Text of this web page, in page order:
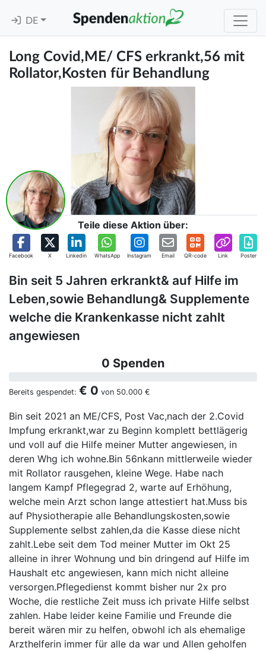
DE
Long Covid,ME/ CFS erkrankt,56 mit
Rollator,Kosten für Behandlung
Teile diese Aktion über:
Facebook X Linkedin WhatsApp Instagram Email QR-code Link Poster
Bin seit 5 Jahren erkrankt& auf Hilfe im
Leben,sowie Behandlung& Supplemente
welche die Krankenkasse nicht zahlt
angewiesen
0 Spenden
Bereits gespendet: € 0 von 50.000 €
Bin seit 2021 an ME/CFS, Post Vac,nach der 2.Covid
Impfung erkrankt,war zu Beginn komplett bettlägerig
und voll auf die Hilfe meiner Mutter angewiesen, in
deren Whg ich wohne.Bin 56nkann mittlerweile wieder
mit Rollator rausgehen, kleine Wege. Habe nach
langem Kampf Pflegegrad 2, warte auf Erhöhung,
welche mein Arzt schon lange attestiert hat.Muss bis
auf Physiotherapie alle Behandlungskosten,sowie
Supplemente selbst zahlen,da die Kasse diese nicht
zahlt.Lebe seit dem Tod meiner Mutter im Okt 25
alleine in ihrer Wohnung und bin dringend auf Hilfe im
Haushalt etc angewiesen, kann mich nicht alleine
versorgen.Pflegedienst kommt bisher nur 2x pro
Woche, die restliche Zeit muss ich private Hilfe selbst
zahlen. Habe leider keine Familie und Freunde die
bereit wären mir zu helfen, obwohl ich als ehemalige
Arzthelferin immer für alle da war und Allen geholfen